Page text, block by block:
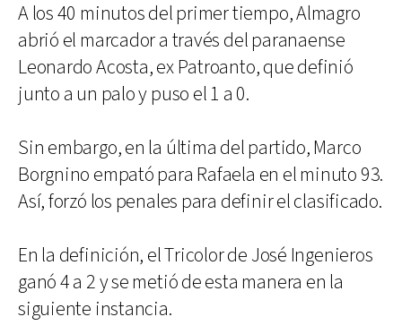
A los 40 minutos del primer tiempo, Almagro
abrió el marcador a través del paranaense
Leonardo Acosta, ex Patroanto, que definió
junto a un palo y puso el 1 a 0.
Sin embargo, en la última del partido, Marco
Borgnino empató para Rafaela en el minuto 93.
Así, forzó los penales para definir el clasificado.
En la definición, el Tricolor de José Ingenieros
ganó 4 a 2 y se metió de esta manera en la
siguiente instancia.